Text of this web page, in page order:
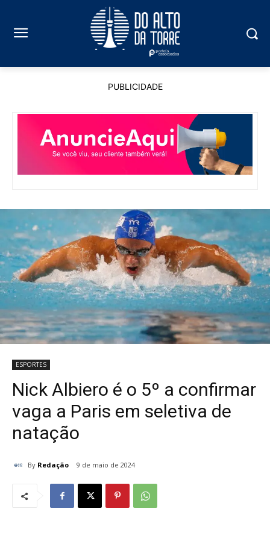
PUBLICIDADE
ESPORTES
Nick Albiero é o 5º a confirmar
vaga a Paris em seletiva de
natação
By Redação 9 de maio de 2024